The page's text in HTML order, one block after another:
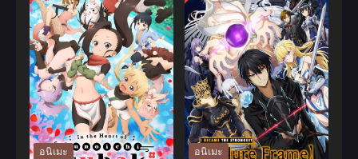
เมะ
Tensei
Shitara
Slime
Datta
Ken
Season
เมะ
Seraph
of
the
End
เทวทูต
แห่ง
อนิเมะ อนิเมะ